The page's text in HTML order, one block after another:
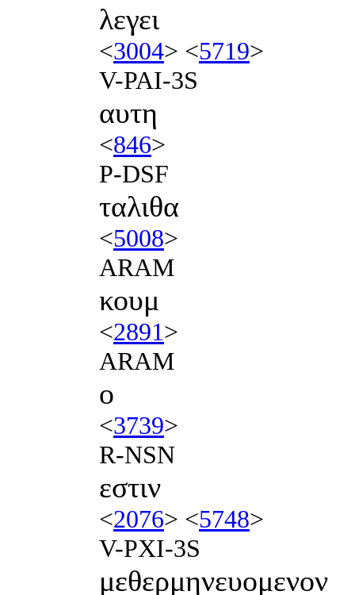
λεγει
<3004> <5719>
V-PAI-3S
αυτη
<846>
P-DSF
ταλιθα
<5008>
ARAM
κουμ
<2891>
ARAM
ο
<3739>
R-NSN
εστιν
<2076> <5748>
V-PXI-3S
μεθερμηνευομενον